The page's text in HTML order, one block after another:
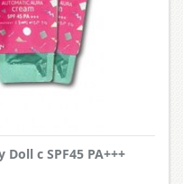
с SPF45 PA+++